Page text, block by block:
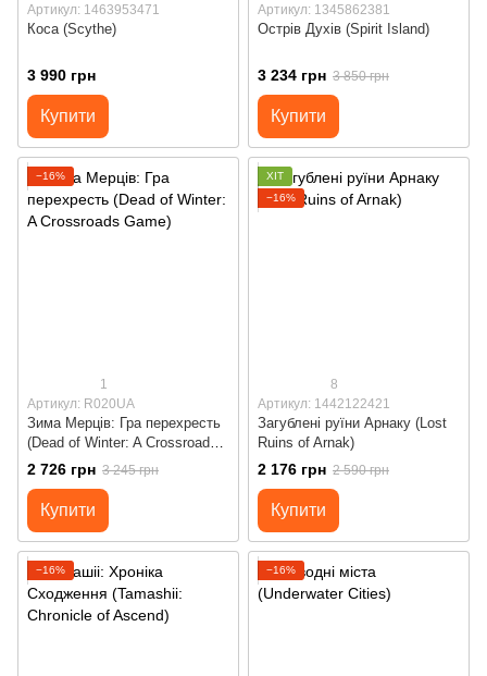
Артикул: 1463953471
Коса (Scythe)
3 990 грн
Купити
Артикул: 1345862381
Острів Духів (Spirit Island)
3 234 грн 3 850 грн
Купити
−16%
1
Артикул: R020UA
Зима Мерців: Гра перехресть
(Dead of Winter: A Crossroads
Game)
2 726 грн 3 245 грн
Купити
ХІТ
−16%
8
Артикул: 1442122421
Загублені руїни Арнаку (Lost
Ruins of Arnak)
2 176 грн 2 590 грн
Купити
−16% −16%